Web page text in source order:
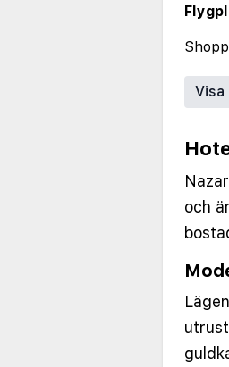
WiFi
Trafik:
Visa
och